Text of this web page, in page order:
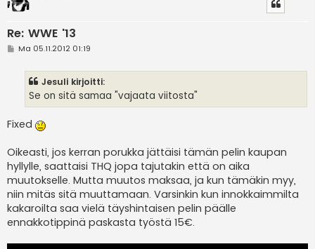
Re: WWE '13
VMa 05.11.2012 01:19
Jesuli kirjoitti:
Se on sitä samaa "vajaata viitosta"
Fixed
Oikeasti, jos kerran porukka jättäisi tämän pelin kaupan
hyllylle, saattaisi THQ jopa tajutakin että on aika
muutokselle. Mutta muutos maksaa, ja kun tämäkin myy,
niin mitäs sitä muuttamaan. Varsinkin kun innokkaimmilta
kakaroilta saa vielä täyshintaisen pelin päälle
ennakkotippinä paskasta työstä 15€.